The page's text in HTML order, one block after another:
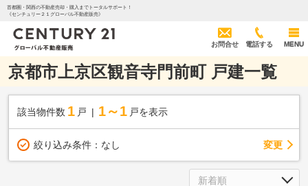
首都圏・関西の不動産売却・購入までトータルサポート！
《センチュリー２１グローバル不動産販売》
お問合せ 電話する MENU
京都市上京区観音寺門前町 戸建一覧
該当物件数 1 戸 1～1 戸を表示
絞り込み条件： なし 変更